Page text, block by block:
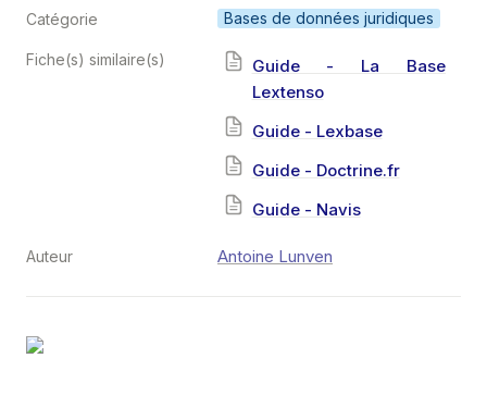
Catégorie Bases de données juridiques
Fiche(s) similaire(s)
Guide - La Base
Lextenso
Guide - Lexbase
Guide - Doctrine.fr
Guide - Navis
Auteur Antoine Lunven